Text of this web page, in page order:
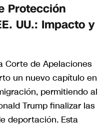
Protección
UU.: Impacto y
Corte de Apelaciones
un nuevo capítulo en
permitiendo al
Trump finalizar las
deportación. Esta